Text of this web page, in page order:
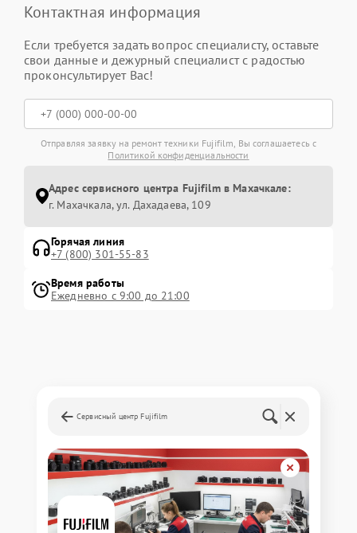
Контактная информация
Если требуется задать вопрос специалисту, оставьте
свои данные и дежурный специалист с радостью
проконсультирует Вас!
Отправляя заявку на ремонт техники Fujifilm, Вы соглашаетесь с
Политикой конфиденциальности
Адрес сервисного центра Fujifilm в Махачкале:
г. Махачкала, ул. Дахадаева, 109
Горячая линия
+7 (800) 301-55-83
Время работы
Ежедневно с 9:00 до 21:00
Сервисный центр Fujifilm